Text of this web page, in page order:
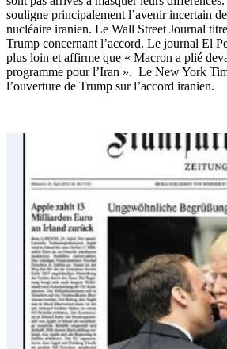
souligne principalement l’avenir incertain
nucléaire iranien. Le Wall Street Journal
Trump concernant l’accord. Le journal El
plus loin et affirme que « Macron a plié
programme pour l’Iran ». Le New York
l’ouverture de Trump sur l’accord iranien.